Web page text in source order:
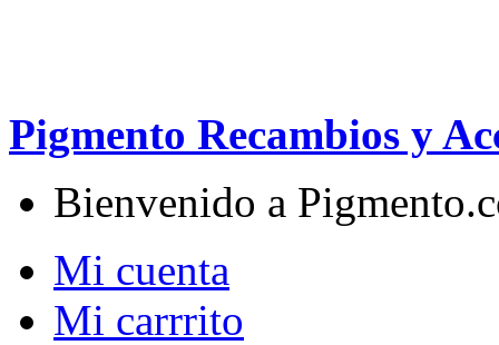
Pigmento Recambios y
Bienvenido a
Mi cuenta
Mi carrrito